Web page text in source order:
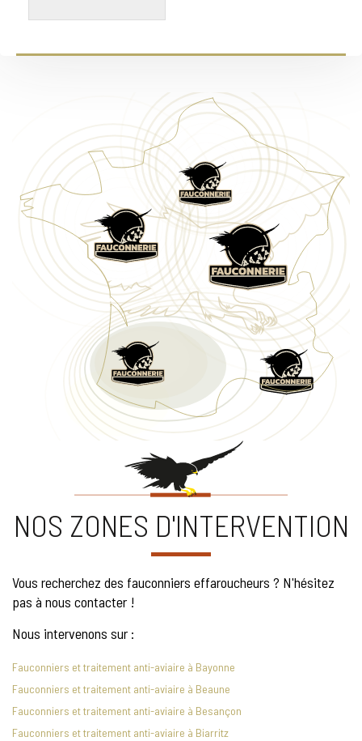
NOS ZONES D'INTERVENTION
Vous recherchez des fauconniers effaroucheurs ? N'hésitez
pas à nous contacter !
Nous intervenons sur :
Fauconniers et traitement anti-aviaire à Bayonne
Fauconniers et traitement anti-aviaire à Beaune
Fauconniers et traitement anti-aviaire à Besançon
Fauconniers et traitement anti-aviaire à Biarritz